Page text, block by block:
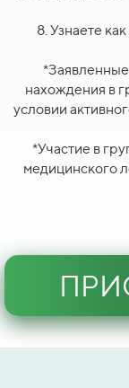
8. Узнаете
нахождения в
условии
*Участие в
медицинского